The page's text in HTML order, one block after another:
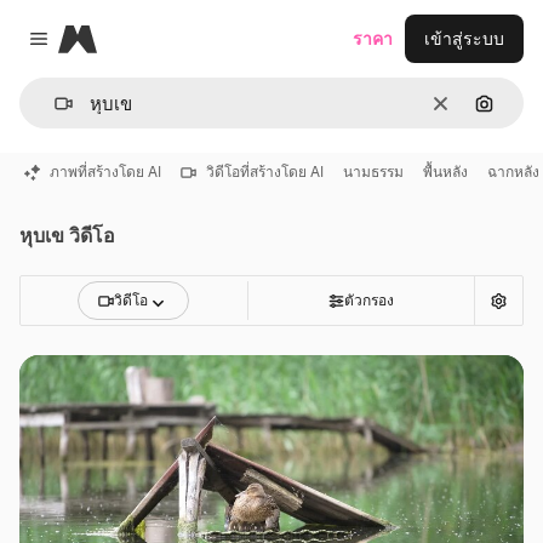
Close menu
Magnific
ชัดเจนค้นหา
ราคา เข้าสู่ระบบ
ภาพที่สร้างโดย AI วิดีโอที่สร้างโดย AI นามธรรม พื้นหลัง ฉากหลัง
หุบเข วิดีโอ
วิดีโอ ตัวกรอง